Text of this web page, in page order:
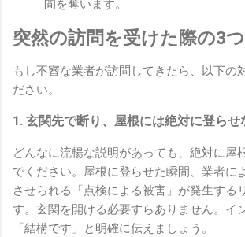
間を奪います。
突然の訪問を受けた際の3
もし不審な業者が訪問してきたら、以下の
ださい。
1. 玄関先で断り、屋根には絶対に登らせ
どんなに流暢な説明があっても、絶対に屋
でください。屋根に登らせた瞬間、業者に
させられる「点検による被害」が発生する
す。玄関を開ける必要すらありません。イ
「結構です」と明確に伝えましょう。